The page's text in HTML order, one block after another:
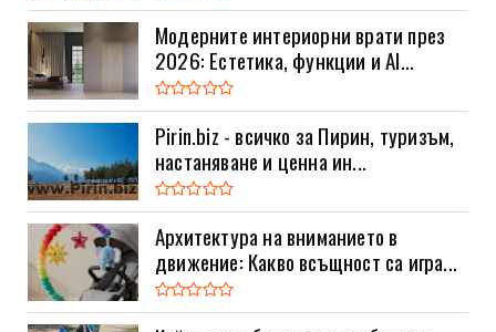
Модерните интериорни врати през
2026: Естетика, функции и AI...
Pirin.biz - всичко за Пирин, туризъм,
настаняване и ценна ин...
Архитектура на вниманието в
движение: Какво всъщност са игра...